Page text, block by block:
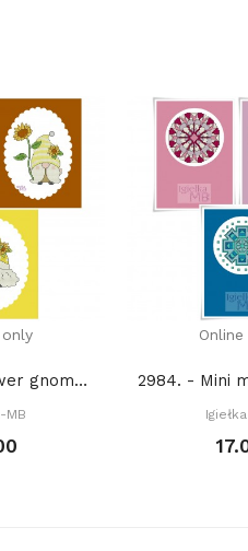
only
943. - Sunflower gnomes (PDF)
MB